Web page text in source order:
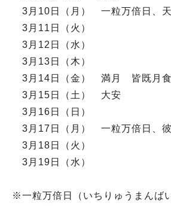
3月10日（月） 一粒万倍日、天
3月11日（火）
3月12日（水）
3月13日（木）
3月14日（金） 満月 皆既月食
3月15日（土） 大安
3月16日（日）
3月17日（月） 一粒万倍日、彼
3月18日（火）
3月19日（水）
※一粒万倍日（いちりゅうまんば